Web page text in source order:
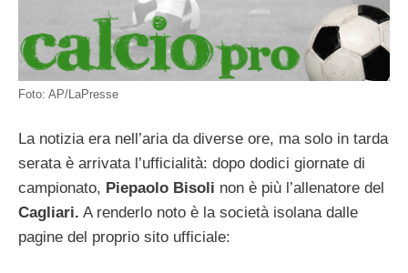
Foto: AP/LaPresse
La notizia era nell’aria da diverse ore, ma solo in tarda
serata è arrivata l’ufficialità: dopo dodici giornate di
campionato, Piepaolo Bisoli non è più l’allenatore del
Cagliari. A renderlo noto è la società isolana dalle
pagine del proprio sito ufficiale: